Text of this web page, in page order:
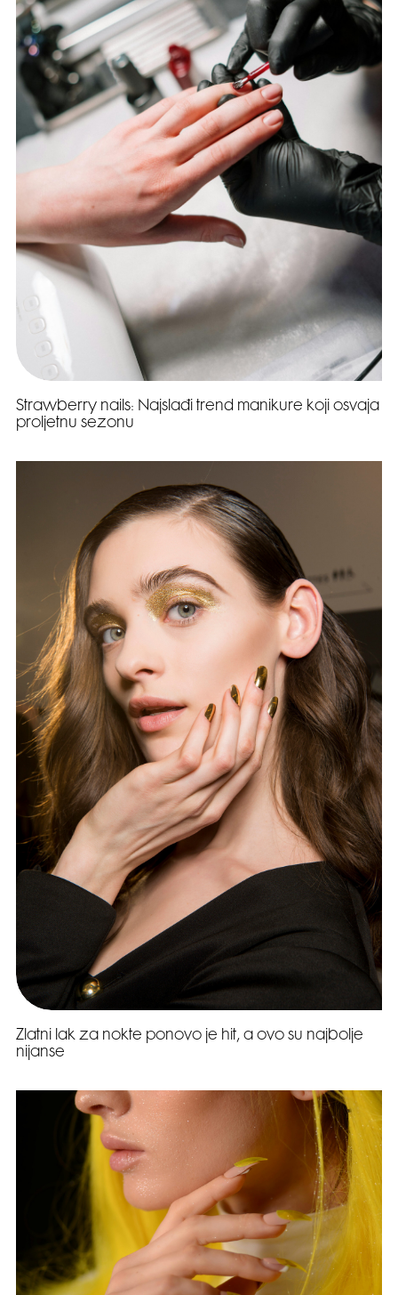
Strawberry nails: Najslađi trend manikure koji osvaja
proljetnu sezonu
Zlatni lak za nokte ponovo je hit, a ovo su najbolje
nijanse